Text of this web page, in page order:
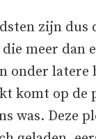
zijn dus
meer dan
onder latere
komt op de
was. Deze